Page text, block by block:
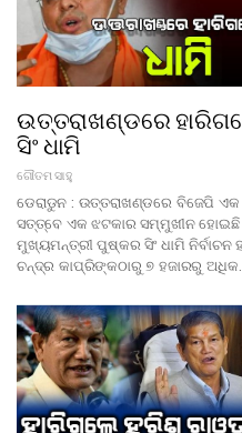
ଉତ୍ତରାଖଣ୍ଡରେ
ସିଂ ଧାମି
ଗୌତମ ସାହୁ
ଡେରାଡୁନ : ଉତ୍ତରାଖଣ୍ଡରେ ବିଜେପି
ସତ୍ତ୍ବେ ଏକ ଝଟକାର ସମ୍ମୁଖୀନ
ମୁଖ୍ୟମନ୍ତ୍ରୀ ପୁଷ୍କର ସିଂ ଧାମି ନିର୍ବାଚନ
ଚନ୍ଦ୍ର କାପ୍ରିଙ୍କଠାରୁ ୭ ହଜାରରୁ